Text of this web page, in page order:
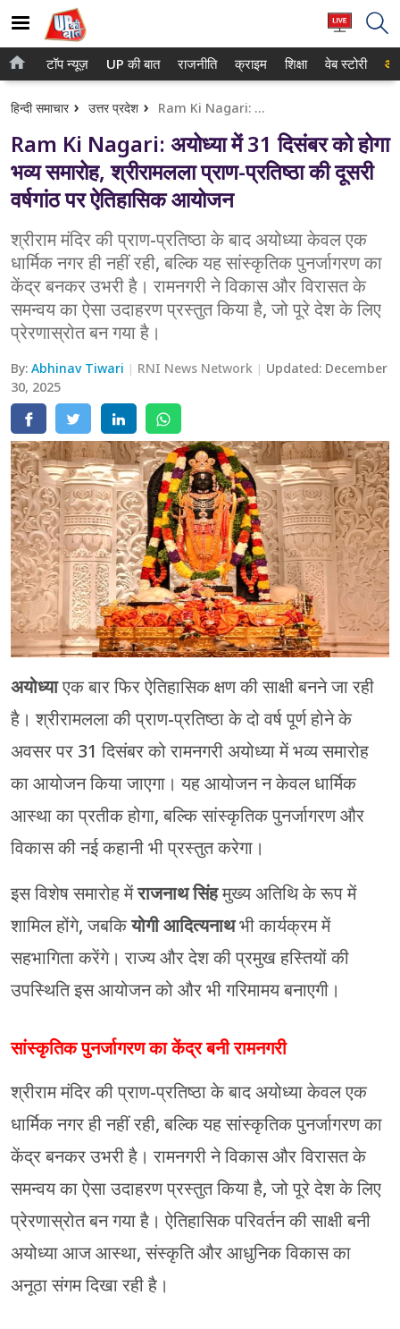
होम
टॉप न्यूज़
UP की बात
राजनीति
क्राइम
शिक्षा
वेब स्टोरी
टॉप न्यूज़ UP की बात राजनीति क्राइम शिक्षा वेब स्टोरी
हिन्दी समाचार उत्तर प्रदेश Ram Ki Nagari: अयोध्या में 31 दिसंबर को होगा भव्य समारोह, श्रीरामलला प्राण-प्रतिष्ठा की दूसरी वर्षगांठ पर ऐतिहासिक आयोजन
Ram Ki Nagari: अयोध्या में 31 दिसंबर को होगा
भव्य समारोह, श्रीरामलला प्राण-प्रतिष्ठा की दूसरी
वर्षगांठ पर ऐतिहासिक आयोजन
श्रीराम मंदिर की प्राण-प्रतिष्ठा के बाद अयोध्या केवल एक
धार्मिक नगर ही नहीं रही, बल्कि यह सांस्कृतिक पुनर्जागरण का
केंद्र बनकर उभरी है। रामनगरी ने विकास और विरासत के
समन्वय का ऐसा उदाहरण प्रस्तुत किया है, जो पूरे देश के लिए
प्रेरणास्रोत बन गया है।
By:Abhinav Tiwari RNI News Network Updated: December
30, 2025
अयोध्याएक बार फिर ऐतिहासिक क्षण की साक्षी बनने जा रही
है। श्रीरामलला की प्राण-प्रतिष्ठा के दो वर्ष पूर्ण होने के
अवसर पर 31 दिसंबर को रामनगरी अयोध्या में भव्य समारोह
का आयोजन किया जाएगा। यह आयोजन न केवल धार्मिक
आस्था का प्रतीक होगा, बल्कि सांस्कृतिक पुनर्जागरण और
विकास की नई कहानी भी प्रस्तुत करेगा।
इस विशेष समारोह मेंराजनाथ सिंहमुख्य अतिथि के रूप में
शामिल होंगे, जबकियोगी आदित्यनाथभी कार्यक्रम में
सहभागिता करेंगे। राज्य और देश की प्रमुख हस्तियों की
उपस्थिति इस आयोजन को और भी गरिमामय बनाएगी।
सांस्कृतिक पुनर्जागरण का केंद्र बनी रामनगरी
श्रीराम मंदिर की प्राण-प्रतिष्ठा के बाद अयोध्या केवल एक
धार्मिक नगर ही नहीं रही, बल्कि यह सांस्कृतिक पुनर्जागरण का
केंद्र बनकर उभरी है। रामनगरी ने विकास और विरासत के
समन्वय का ऐसा उदाहरण प्रस्तुत किया है, जो पूरे देश के लिए
प्रेरणास्रोत बन गया है। ऐतिहासिक परिवर्तन की साक्षी बनी
अयोध्या आज आस्था, संस्कृति और आधुनिक विकास का
अनूठा संगम दिखा रही है।
गाजियाबाद
लखनऊ
कानपुर
वाराणसी
आगरा
अयोध्या
मथुरा
मेरठ
मुरादाबाद
गोरखपुर
प्रयागराज
रामपुर